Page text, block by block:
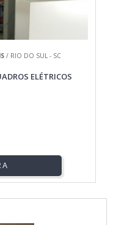
/ RIO DO SUL - SC
ELÉTRICOS